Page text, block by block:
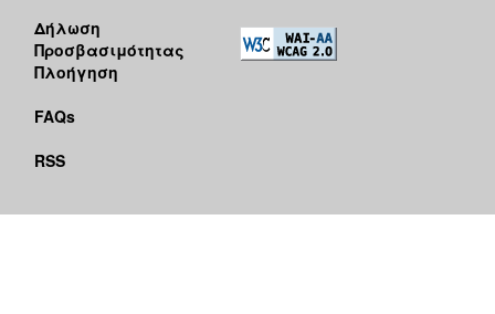
Δήλωση
Προσβασιμότητας
Πλοήγηση
FAQs
RSS